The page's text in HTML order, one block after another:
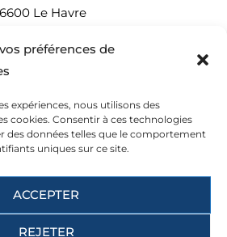
préférences de
expériences, nous utilisons des
cookies. Consentir à ces technologies
des données telles que le comportement
uniques sur ce site.
ACCEPTER
REJETER
Le Havre
: +33 (0)7 83 39 52 63
English spoken
vous accueillons :
mardi au samedi
12:30 et 14:00-18:00